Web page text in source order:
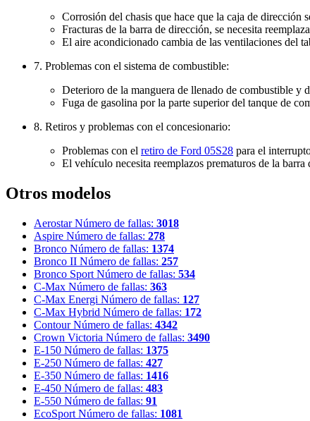
Corrosión del chasis que hace que la caja de dirección
Fracturas de la barra de dirección, se necesita
El aire acondicionado cambia de las ventilaciones del
7. Problemas con el sistema de combustible:
Deterioro de la manguera de llenado de combustible y
Fuga de gasolina por la parte superior del tanque de
8. Retiros y problemas con el concesionario:
Problemas con el retiro de Ford 05S28 para el
El vehículo necesita reemplazos prematuros de la
Otros modelos
Aerostar Número de fallas: 3018
Aspire Número de fallas: 278
Bronco Número de fallas: 1374
Bronco II Número de fallas: 257
Bronco Sport Número de fallas: 534
C-Max Número de fallas: 363
C-Max Energi Número de fallas: 127
C-Max Hybrid Número de fallas: 172
Contour Número de fallas: 4342
Crown Victoria Número de fallas: 3490
E-150 Número de fallas: 1375
E-250 Número de fallas: 427
E-350 Número de fallas: 1416
E-450 Número de fallas: 483
E-550 Número de fallas: 91
EcoSport Número de fallas: 1081